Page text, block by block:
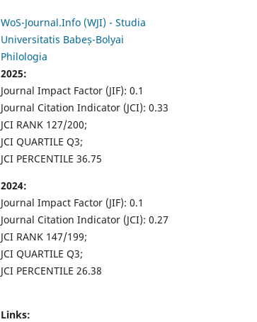
WoS-Journal.Info (WJI) - Studia
Universitatis Babeș-Bolyai
Philologia
2025:
Journal Impact Factor (JIF): 0.1
Journal Citation Indicator (JCI): 0.33
JCI RANK 127/200;
JCI QUARTILE Q3;
JCI PERCENTILE 36.75
2024:
Journal Impact Factor (JIF): 0.1
Journal Citation Indicator (JCI): 0.27
JCI RANK 147/199;
JCI QUARTILE Q3;
JCI PERCENTILE 26.38
Links: